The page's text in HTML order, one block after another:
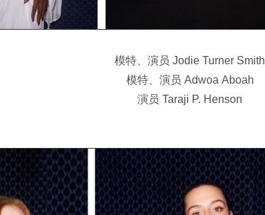
模特、演员 Jodie Turner Smith
模特、演员 Adwoa Aboah
演员 Taraji P. Henson